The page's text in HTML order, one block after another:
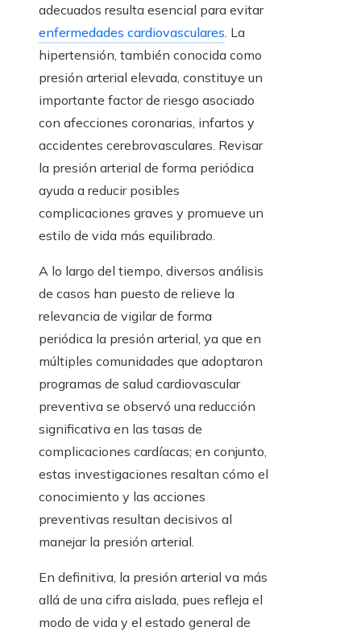
adecuados resulta esencial para evitar
enfermedades cardiovasculares . La
hipertensión, también conocida como
presión arterial elevada, constituye un
importante factor de riesgo asociado
con afecciones coronarias, infartos y
accidentes cerebrovasculares. Revisar
la presión arterial de forma periódica
ayuda a reducir posibles
complicaciones graves y promueve un
estilo de vida más equilibrado.
A lo largo del tiempo, diversos análisis
de casos han puesto de relieve la
relevancia de vigilar de forma
periódica la presión arterial, ya que en
múltiples comunidades que adoptaron
programas de salud cardiovascular
preventiva se observó una reducción
significativa en las tasas de
complicaciones cardíacas; en conjunto,
estas investigaciones resaltan cómo el
conocimiento y las acciones
preventivas resultan decisivos al
manejar la presión arterial.
En definitiva, la presión arterial va más
allá de una cifra aislada, pues refleja el
modo de vida y el estado general de